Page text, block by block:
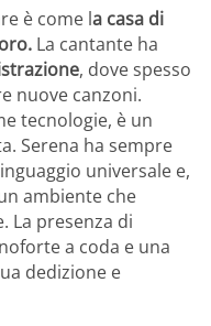
è come la casa di
La cantante ha
, dove spesso
nuove canzoni.
tecnologie, è un
Serena ha sempre
universale e,
ambiente che
La presenza di
a coda e una
dedizione e